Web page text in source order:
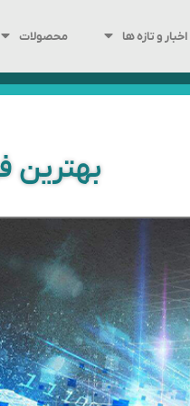
اخبار و تازه ها محصولات
بهترین